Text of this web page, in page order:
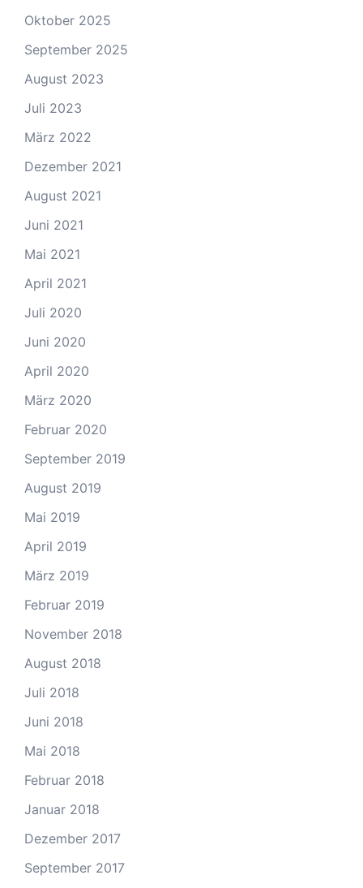
Oktober 2025
September 2025
August 2023
Juli 2023
März 2022
Dezember 2021
August 2021
Juni 2021
Mai 2021
April 2021
Juli 2020
Juni 2020
April 2020
März 2020
Februar 2020
September 2019
August 2019
Mai 2019
April 2019
März 2019
Februar 2019
November 2018
August 2018
Juli 2018
Juni 2018
Mai 2018
Februar 2018
Januar 2018
Dezember 2017
September 2017